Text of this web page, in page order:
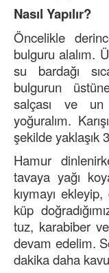
Nasıl Yapılır?
Öncelikle
bulguru alalım.
su bardağı
bulgurun
salçası ve
yoğuralım.
şekilde yaklaşık
Hamur
tavaya yağı
kıymayı
küp
tuz, karabiber
devam edelim.
dakika daha